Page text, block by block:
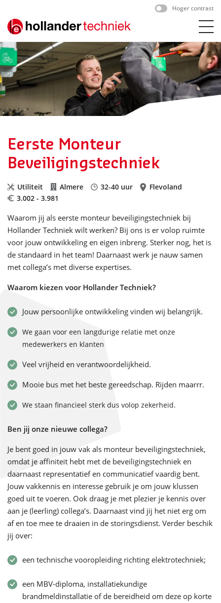
content
Hoger contrast
Eerste Monteur
Beveiligingstechniek
Utiliteit Almere 32-40 uur
Flevoland
3.002 - 3.981
Waarom jij als eerste monteur beveiligingstechniek bij
Hollander Techniek wilt werken? Bij ons is er volop ruimte
voor jouw ontwikkeling en eigen inbreng. Sterker nog, het is
de standaard in het team! Daarnaast werk je nauw samen
met collega’s met diverse expertises.
Waarom kiezen voor Hollander Techniek?
Jouw persoonlijke ontwikkeling vinden wij belangrijk.
We gaan voor een langdurige relatie met onze
medewerkers en klanten
Veel vrijheid en verantwoordelijkheid.
Mooie bus met het beste gereedschap. Rijden maarrr.
We staan financieel sterk dus volop zekerheid.
Ben jij onze nieuwe collega?
Je bent goed in jouw vak als monteur beveiligingstechniek,
omdat je affiniteit hebt met de beveiligingstechniek en
daarnaast representatief en communicatief vaardig bent.
Jouw vakkennis en interesse gebruik je om jouw klussen
goed uit te voeren. Ook draag je met plezier je kennis over
aan je (leerling) collega’s. Daarnaast vind jij het niet erg om
af en toe mee te draaien in de storingsdienst. Verder beschik
jij over:
een technische vooropleiding richting elektrotechniek;
een MBV-diploma, installatiekundige
brandmeldinstallatie of de bereidheid om deze op korte